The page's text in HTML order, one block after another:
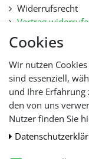
Cookies
Wir nutzen
sind essenziell,
und Ihre
den von uns
Nutzer finden Sie
Widerrufsrecht
Vertrag
Datenschutz
Hilfe
Lieferfristen und
Lieferbeschränkung
WIR AKZEPTIEREN